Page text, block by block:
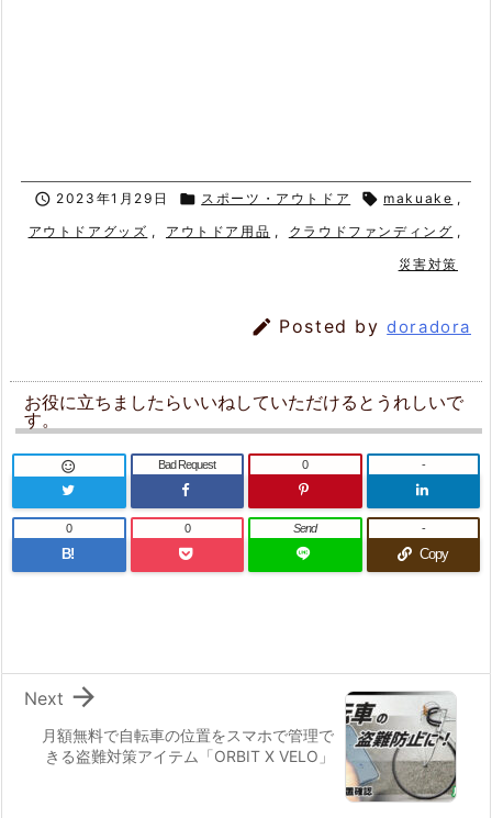
 2023年1月29日  スポーツ・アウトドア  makuake ,
アウトドアグッズ , アウトドア用品 , クラウドファンディング ,
災害対策
 Posted bydoradora
お役に立ちましたらいいねしていただけるとうれしいで
す。
 Bad Request 0 -
B!
0 0 Send
Copy
-
月額無料で自転車の位置をスマホで管理で
きる盗難対策アイテム「ORBIT X VELO」

Next